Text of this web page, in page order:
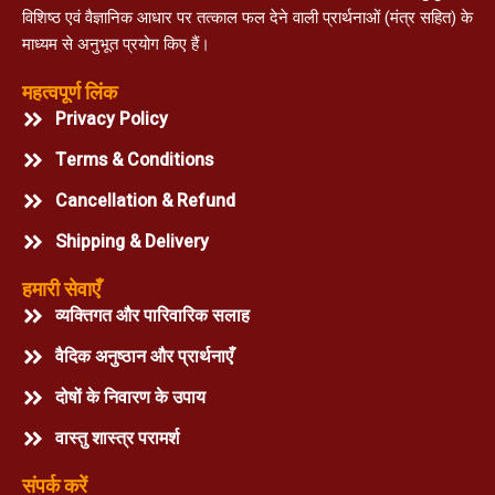
विशिष्ठ एवं वैज्ञानिक आधार पर तत्काल फल देने वाली प्रार्थनाओं (मंत्र सहित) के
माध्यम से अनुभूत प्रयोग किए हैं।
महत्वपूर्ण लिंक
Privacy Policy
Terms & Conditions
Cancellation & Refund
Shipping & Delivery
हमारी सेवाएँ
व्यक्तिगत और पारिवारिक सलाह
वैदिक अनुष्ठान और प्रार्थनाएँ
दोषों के निवारण के उपाय
वास्तु शास्त्र परामर्श
संपर्क करें